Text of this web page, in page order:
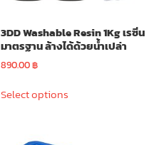
3DD Washable Resin 1Kg เรซิ่น
มาตรฐาน ล้างได้ด้วยน้ำเปล่า
890.00฿
Select optionsproduct